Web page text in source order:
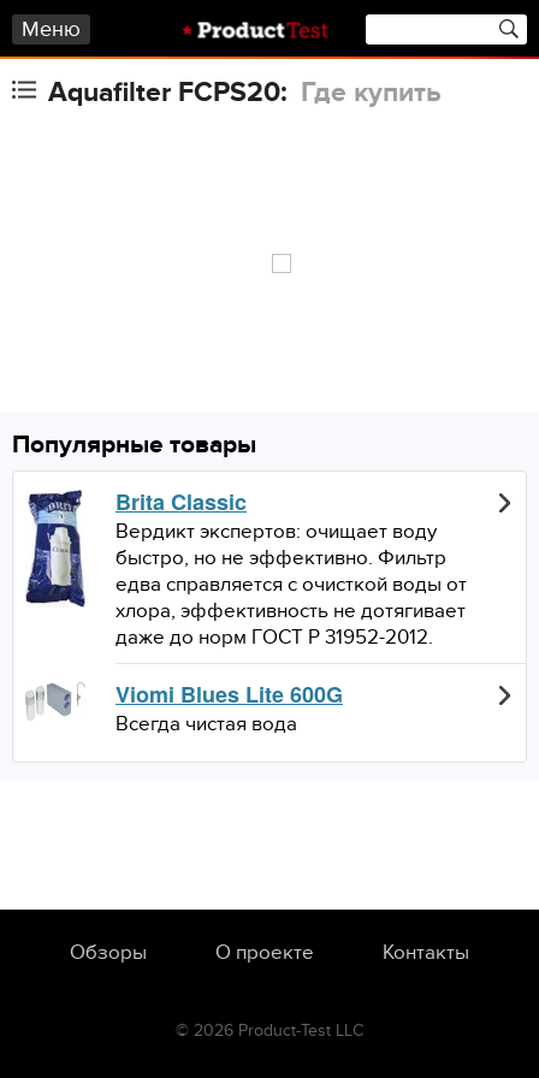
Меню
Aquafilter FCPS20: Где купить
Популярные товары
Brita Classic
Вердикт экспертов: очищает воду
быстро, но не эффективно. Фильтр
едва справляется с очисткой воды от
хлора, эффективность не дотягивает
даже до норм ГОСТ Р 31952-2012.
Viomi Blues Lite 600G
Всегда чистая вода
Обзоры О проекте Контакты
© 2026 Product-Test LLC